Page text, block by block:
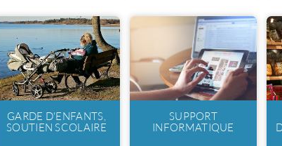
GARDE D'ENFANTS,
SOUTIEN SCOLAIRE
SUPPORT
INFORMATIQUE